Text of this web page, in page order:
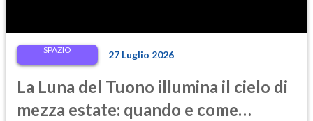
SPAZIO 27 Luglio 2026
La Luna del Tuono illumina il cielo di
mezza estate: quando e come